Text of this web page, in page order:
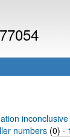
inconclusive
numbers (0) ·